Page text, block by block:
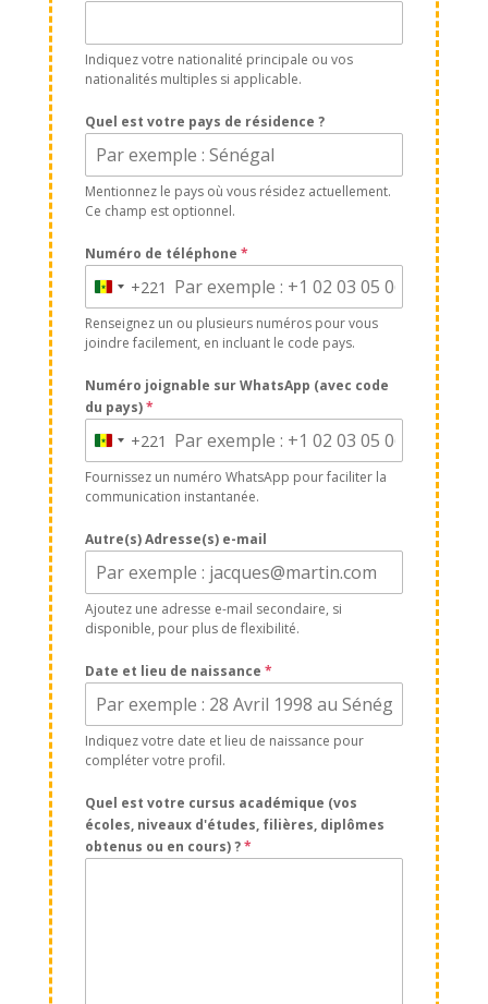
Indiquez votre nationalité principale ou vos
nationalités multiples si applicable.
Quel est votre pays de résidence ?
Mentionnez le pays où vous résidez actuellement.
Ce champ est optionnel.
Numéro de téléphone *
Senegal
+221
+221
Renseignez un ou plusieurs numéros pour vous
joindre facilement, en incluant le code pays.
Numéro joignable sur WhatsApp (avec code
du pays)*
Senegal
+221
+221
Fournissez un numéro WhatsApp pour faciliter la
communication instantanée.
Autre(s) Adresse(s) e-mail
Ajoutez une adresse e-mail secondaire, si
disponible, pour plus de flexibilité.
Date et lieu de naissance *
Indiquez votre date et lieu de naissance pour
compléter votre profil.
Quel est votre cursus académique (vos
écoles, niveaux d'études, filières, diplômes
obtenus ou en cours) ?*